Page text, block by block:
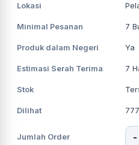
Lokasi
Minimal Pesanan 7
Produk dalam Negeri Ya
Estimasi Serah Terima 7
Stok
Dilihat 777
Jumlah Order -